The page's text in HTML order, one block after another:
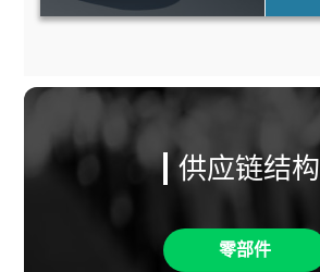
供应链结构
零部件